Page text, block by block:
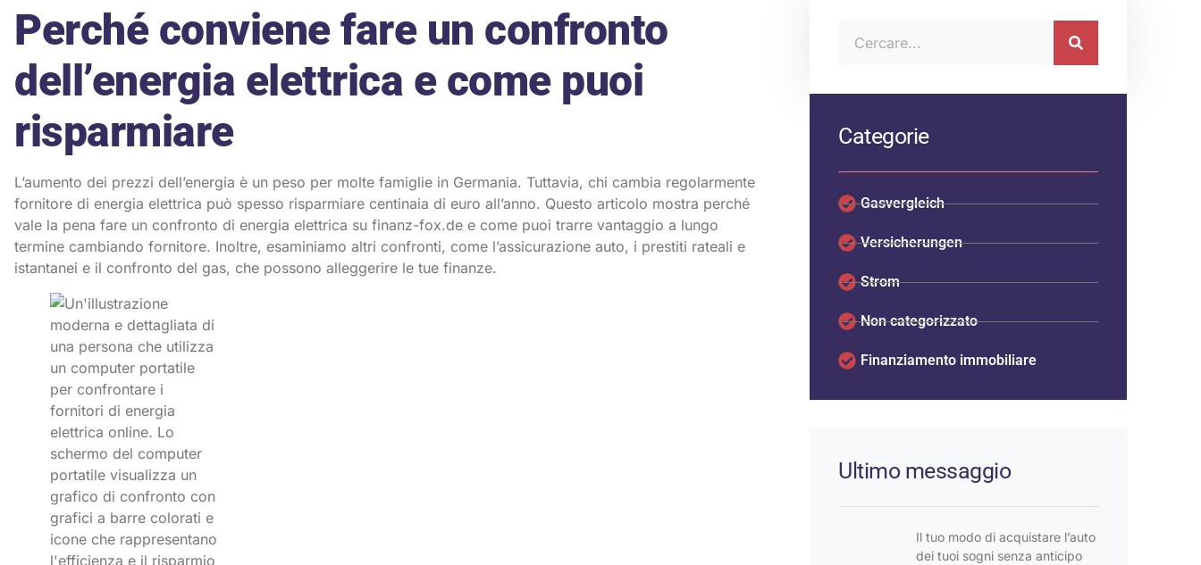
Perché conviene fare un confronto
dell’energia elettrica e come puoi
risparmiare
L’aumento dei prezzi dell’energia è un peso per molte famiglie in Germania. Tuttavia, chi cambia regolarmente
fornitore di energia elettrica può spesso risparmiare centinaia di euro all’anno. Questo articolo mostra perché
vale la pena fare un confronto di energia elettrica su finanz-fox.de e come puoi trarre vantaggio a lungo
termine cambiando fornitore. Inoltre, esaminiamo altri confronti, come l’assicurazione auto, i prestiti rateali e
istantanei e il confronto del gas, che possono alleggerire le tue finanze.
Categorie
Gasvergleich
Versicherungen
Strom
Non categorizzato
Finanziamento immobiliare
Ultimo messaggio
Il tuo modo di acquistare l’auto
dei tuoi sogni senza anticipo